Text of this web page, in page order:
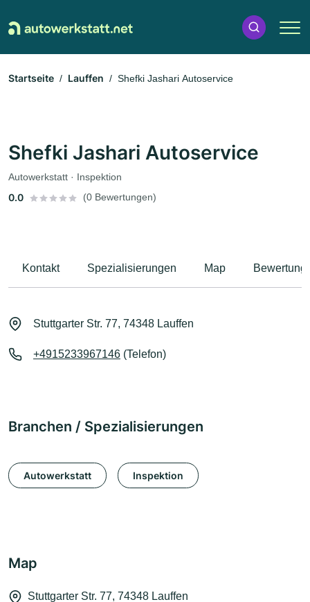
Startseite Lauffen Shefki Jashari Autoservice
Shefki Jashari Autoservice
Autowerkstatt · Inspektion
0.0 (0 Bewertungen)
Kontakt Spezialisierungen Map
Stuttgarter Str. 77, 74348 Lauffen
+4915233967146 (Telefon)
Branchen / Spezialisierungen
Autowerkstatt Inspektion
Map
Stuttgarter Str. 77, 74348 Lauffen